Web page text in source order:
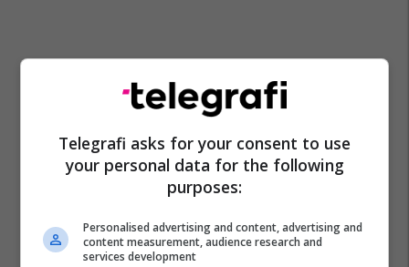
Telegrafi asks for your consent to use
your personal data for the following
purposes:
Personalised advertising and content, advertising and
content measurement, audience research and
services development